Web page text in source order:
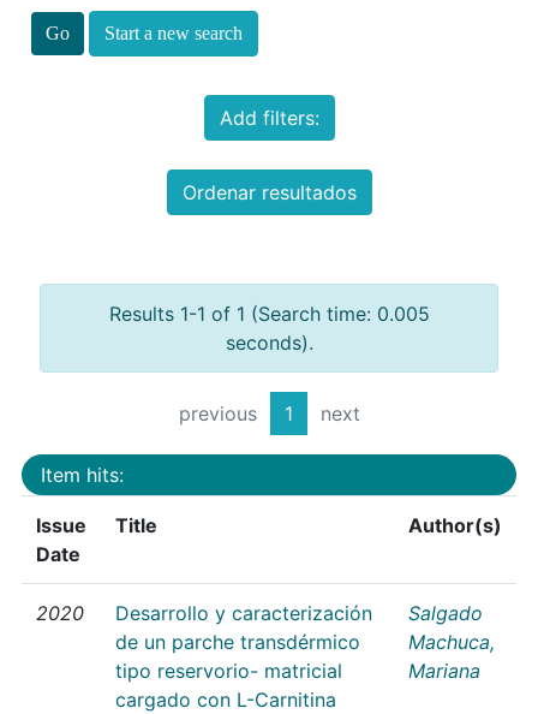
Start a new search
Add filters:
Ordenar resultados
Results 1-1 of 1 (Search time: 0.005
seconds).
previous 1 next
Item hits:
Issue
Date
Title Author(s)
2020
Desarrollo y caracterización
de un parche transdérmico
tipo reservorio- matricial
cargado con L-Carnitina
Salgado
Machuca,
Mariana